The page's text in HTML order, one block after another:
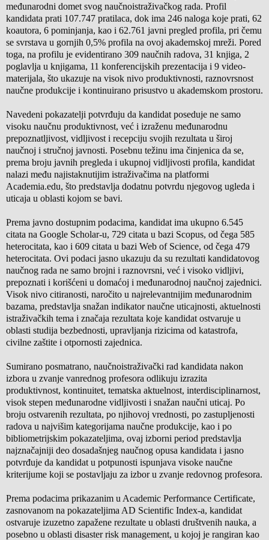
međunarodni domet svog naučnoistraživačkog rada. Profil
kandidata prati 107.747 pratilaca, dok ima 246 naloga koje prati, 62
koautora, 6 pominjanja, kao i 62.761 javni pregled profila, pri čemu
se svrstava u gornjih 0,5% profila na ovoj akademskoj mreži. Pored
toga, na profilu je evidentirano 309 naučnih radova, 31 knjiga, 2
poglavlja u knjigama, 11 konferencijskih prezentacija i 9 video-
materijala, što ukazuje na visok nivo produktivnosti, raznovrsnost
naučne produkcije i kontinuirano prisustvo u akademskom prostoru.
Navedeni pokazatelji potvrđuju da kandidat poseduje ne samo
visoku naučnu produktivnost, već i izraženu međunarodnu
prepoznatljivost, vidljivost i recepciju svojih rezultata u široj
naučnoj i stručnoj javnosti. Posebnu težinu ima činjenica da se,
prema broju javnih pregleda i ukupnoj vidljivosti profila, kandidat
nalazi među najistaknutijim istraživačima na platformi
Academia.edu, što predstavlja dodatnu potvrdu njegovog ugleda i
uticaja u oblasti kojom se bavi.
Prema javno dostupnim podacima, kandidat ima ukupno 6.545
citata na Google Scholar-u, 729 citata u bazi Scopus, od čega 585
heterocitata, kao i 609 citata u bazi Web of Science, od čega 479
heterocitata. Ovi podaci jasno ukazuju da su rezultati kandidatovog
naučnog rada ne samo brojni i raznovrsni, već i visoko vidljivi,
prepoznati i korišćeni u domaćoj i međunarodnoj naučnoj zajednici.
Visok nivo citiranosti, naročito u najrelevantnijim međunarodnim
bazama, predstavlja snažan indikator naučne uticajnosti, aktuelnosti
istraživačkih tema i značaja rezultata koje kandidat ostvaruje u
oblasti studija bezbednosti, upravljanja rizicima od katastrofa,
civilne zaštite i otpornosti zajednica.
Sumirano posmatrano, naučnoistraživački rad kandidata nakon
izbora u zvanje vanrednog profesora odlikuju izrazita
produktivnost, kontinuitet, tematska aktuelnost, interdisciplinarnost,
visok stepen međunarodne vidljivosti i snažan naučni uticaj. Po
broju ostvarenih rezultata, po njihovoj vrednosti, po zastupljenosti
radova u najvišim kategorijama naučne produkcije, kao i po
bibliometrijskim pokazateljima, ovaj izborni period predstavlja
najznačajniji deo dosadašnjeg naučnog opusa kandidata i jasno
potvrđuje da kandidat u potpunosti ispunjava visoke naučne
kriterijume koji se postavljaju za izbor u zvanje redovnog profesora.
Prema podacima prikazanim u Academic Performance Certificate,
zasnovanom na pokazateljima AD Scientific Index-a, kandidat
ostvaruje izuzetno zapažene rezultate u oblasti društvenih nauka, a
posebno u oblasti disaster risk management, u kojoj je rangiran kao